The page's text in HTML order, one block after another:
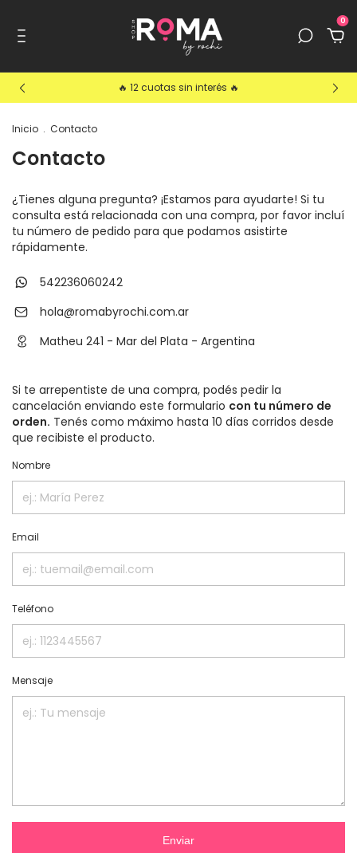
0
🔥 12 cuotas sin interés 🔥
Inicio . Contacto
Contacto
¿Tienes alguna pregunta? ¡Estamos para ayudarte! Si tu
consulta está relacionada con una compra, por favor incluí
tu número de pedido para que podamos asistirte
rápidamente.
542236060242
hola@romabyrochi.com.ar
Matheu 241 - Mar del Plata - Argentina
Si te arrepentiste de una compra, podés pedir la
cancelación enviando este formulario con tu número de
orden. Tenés como máximo hasta 10 días corridos desde
que recibiste el producto.
Nombre
Email
Teléfono
Mensaje
Enviar